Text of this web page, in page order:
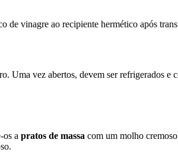
de vinagre ao recipiente hermético após
Uma vez abertos, devem ser refrigerados e
os a pratos de massa com um molho